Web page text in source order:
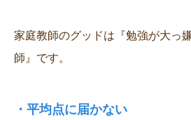
家庭教師のグッドは『勉強が大っ
師』です。
・平均点に届かない